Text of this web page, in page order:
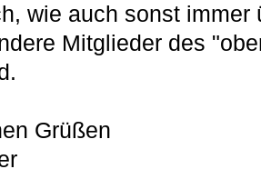
wie auch sonst immer
Mitglieder des
Grüßen